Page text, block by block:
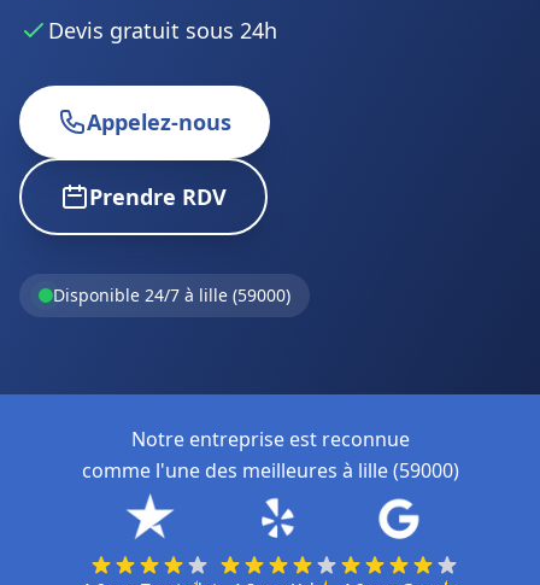
Devis gratuit sous 24h
Appelez-nous
Prendre RDV
Disponible 24/7 à lille (59000)
Notre entreprise est reconnue
comme l'une des meilleures à lille (59000)